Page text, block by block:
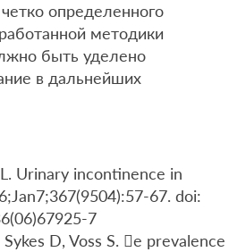
определенного
методики
быть уделено
в дальнейших
Urinary incontinence in
67. doi:
7
D, Voss S. e prevalence